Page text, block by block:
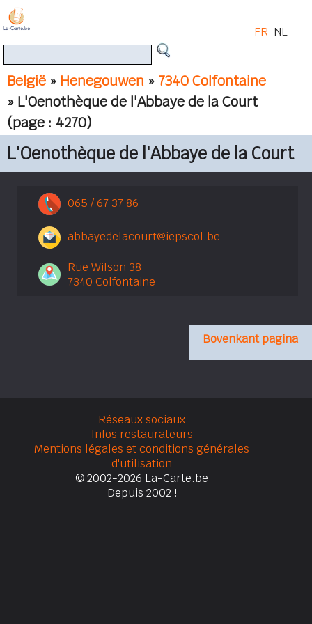
België » Henegouwen » 7340 Colfontaine
» L'Oenothèque de l'Abbaye de la Court
(page : 4270)
FR NL
L'Oenothèque de l'Abbaye de la Court
065 / 67 37 86
abbayedelacourt@iepscol.be
Rue Wilson 38
7340 Colfontaine
Bovenkant pagina
Réseaux sociaux
Infos restaurateurs
Mentions légales et conditions générales
d'utilisation
© 2002-2026 La-Carte.be
Depuis 2002 !